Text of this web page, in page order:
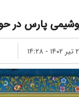
پارس در